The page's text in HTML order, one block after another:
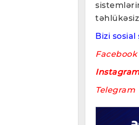
Bizi
Facebook
Telegram